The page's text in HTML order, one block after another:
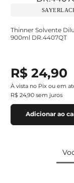
Thinner Solvente
900ml DR.4407QT
R$ 24,90
À vista no Pix ou em
R$ 24,90 sem juros
Adicionar ao